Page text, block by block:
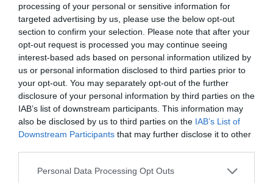
processing of your personal or sensitive information for
targeted advertising by us, please use the below opt-out
section to confirm your selection. Please note that after your
opt-out request is processed you may continue seeing
interest-based ads based on personal information utilized by
us or personal information disclosed to third parties prior to
your opt-out. You may separately opt-out of the further
disclosure of your personal information by third parties on the
IAB’s list of downstream participants. This information may
also be disclosed by us to third parties on the IAB’s List of
Downstream Participants that may further disclose it to other
Please note that this website/app uses one or more Google
Personal Data Processing Opt Outs
4ο παράδειγμα: Ο μισθωτής καταβάλει τα
μισθώματα κανονικά προς εξουσιοδοτημένο
επαγγελματικό γραφείο είσπραξης ενοικίων ή
προς επιχείρηση διαχείρισης ακινήτων, ή προς